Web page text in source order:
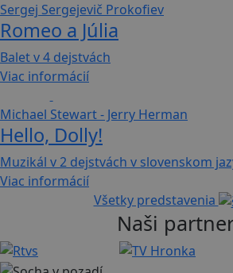
Sergej Sergejevič Prokofiev
Romeo a Júlia
Balet v 4 dejstvách
Viac informácií
Michael Stewart - Jerry Herman
Hello, Dolly!
Muzikál v 2 dejstvách v slovenskom
Viac informácií
Všetky predstavenia
Naši